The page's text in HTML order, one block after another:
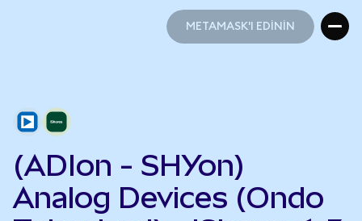
METAMASK'I EDİNİN
(ADIon - SHYon)
Analog Devices (Ondo